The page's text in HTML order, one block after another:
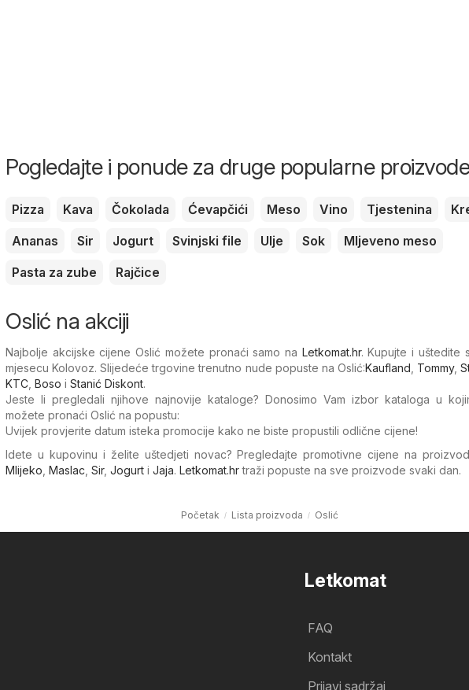
Pogledajte i ponude za druge popularne proizvode
Pizza Kava Čokolada Ćevapčići Meso Vino Tjestenina
Ananas
Sir Jogurt Svinjski file Ulje Sok
Mljeveno meso
Pasta za zube
Rajčice
Oslić na akciji
Najbolje akcijske cijene Oslić možete pronaći samo na Letkomat.hr. Kupujte i uštedite
mjesecu Kolovoz. Slijedeće trgovine trenutno nude popuste na Oslić:Kaufland Tommy,
KTC Boso i Stanić Diskont.
Jeste li pregledali njihove najnovije kataloge? Donosimo Vam izbor kataloga u
možete pronaći Oslić na popustu:
Uvijek provjerite datum isteka promocije kako ne biste propustili odlične cijene!
Idete u kupovinu i želite uštedjeti novac? Pregledajte promotivne cijene na
Mlijeko Maslac Sir, Jogurt i Jaja. Letkomat.hrtraži popuste na sve proizvode svaki dan.
Početak Lista proizvoda Oslić
Letkomat
FAQ
Kontakt
Prijavi sadržaj